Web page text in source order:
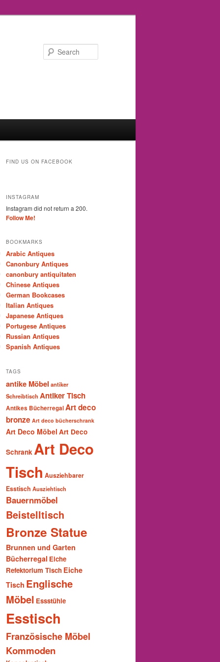
FIND US ON FACEBOOK
INSTAGRAM
Instagram did not return a 200.
Follow Me!
BOOKMARKS
Arabic Antiques
Canonbury Antiques
canonbury antiquitaten
Chinese Antiques
German Bookcases
Italian Antiques
Japanese Antiques
Portugese Antiques
Russian Antiques
Spanish Antiques
TAGS
antike Möbel antiker
Schreibtisch Antiker Tisch
Antikes BücherregalArt deco
bronze Art deco bücherschrank
Art Deco Möbel Art Deco
Schrank Art Deco
Tisch Ausziehbarer
Esstisch Ausziehtisch
Bauernmöbel
Beistelltisch
Bronze Statue
Brunnen und Garten
Bücherregal Eiche
Refektorium Tisch Eiche
Tisch Englische
Möbel Essstühle
Esstisch
Französische Möbel
Kommoden